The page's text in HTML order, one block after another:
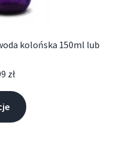
kolońska 150ml lub
zł